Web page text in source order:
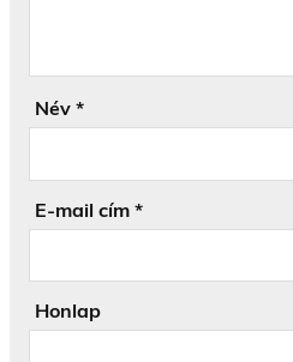
Név *
E-mail cím *
Honlap